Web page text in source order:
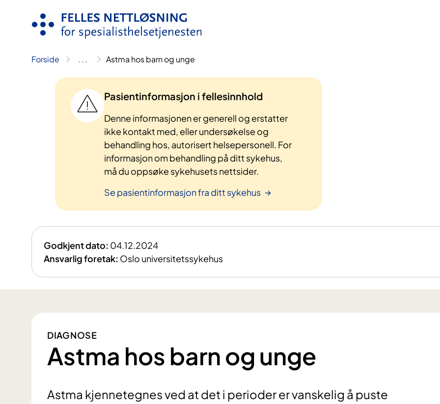
Forside .. . Astma hos barn og unge
Pasientinformasjon i fellesinnhold
Denne informasjonen er generell og erstatter
ikke kontakt med, eller undersøkelse og
behandling hos, autorisert helsepersonell. For
informasjon om behandling på ditt sykehus,
må du oppsøke sykehusets nettsider.
Se pasientinformasjon fra ditt sykehus
Godkjent dato: 04.12.2024
Ansvarlig foretak: Oslo universitetssykehus
DIAGNOSE
Astma hos barn og unge
Astma kjennetegnes ved at det i perioder er vanskelig å puste